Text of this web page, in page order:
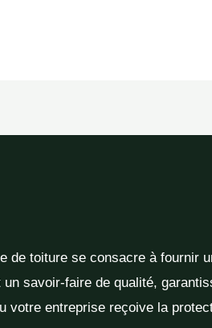
de toiture se consacre à fournir
un savoir-faire de qualité,
votre entreprise reçoive la